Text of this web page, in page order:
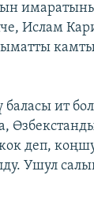
Ислам
баласы ит
деп,
Ушул